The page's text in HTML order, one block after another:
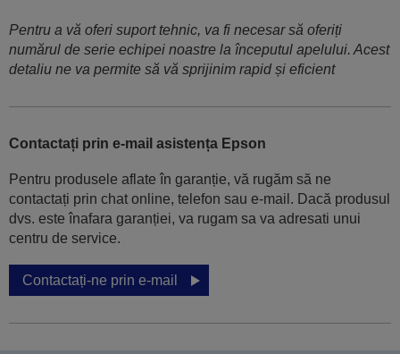
Pentru a vă oferi suport tehnic, va fi necesar să oferiți
numărul de serie echipei noastre la începutul apelului. Acest
detaliu ne va permite să vă sprijinim rapid și eficient
Contactați prin e-mail asistența Epson
Pentru produsele aflate în garanție, vă rugăm să ne
contactați prin chat online, telefon sau e-mail. Dacă produsul
dvs. este înafara garanției, va rugam sa va adresati unui
centru de service.
Contactați-ne prin e-mail